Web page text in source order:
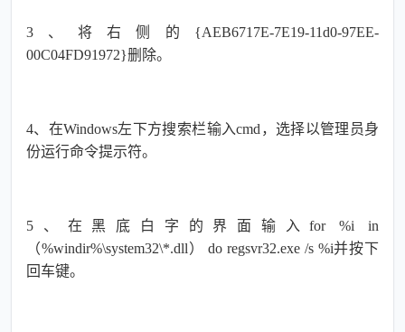
3、 将右侧的 {AEB6717E-7E19-11d0-97EE-
00C04FD91972}删除。
4、 在Windows左下方搜索栏输入cmd，选择以管理员身
份运行命令提示符。
5、 在黑底白字的界面输入for %i in
（%windir%\system32\*.dll） do regsvr32.exe /s %i并按下
回车键。